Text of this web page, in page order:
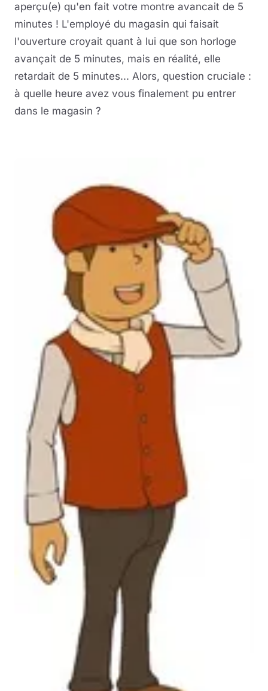
aperçu(e) qu'en fait votre montre avancait de 5
minutes ! L'employé du magasin qui faisait
l'ouverture croyait quant à lui que son horloge
avançait de 5 minutes, mais en réalité, elle
retardait de 5 minutes... Alors, question cruciale :
à quelle heure avez vous finalement pu entrer
dans le magasin ?